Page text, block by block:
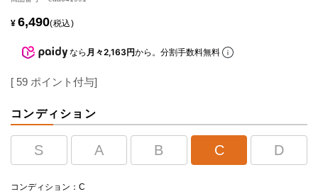
¥ 6,490 税込
なら 月々2,163円から。分割手数料無料
[ 59 ポイント付与]
コンディション
S A B C D
コンディション：C